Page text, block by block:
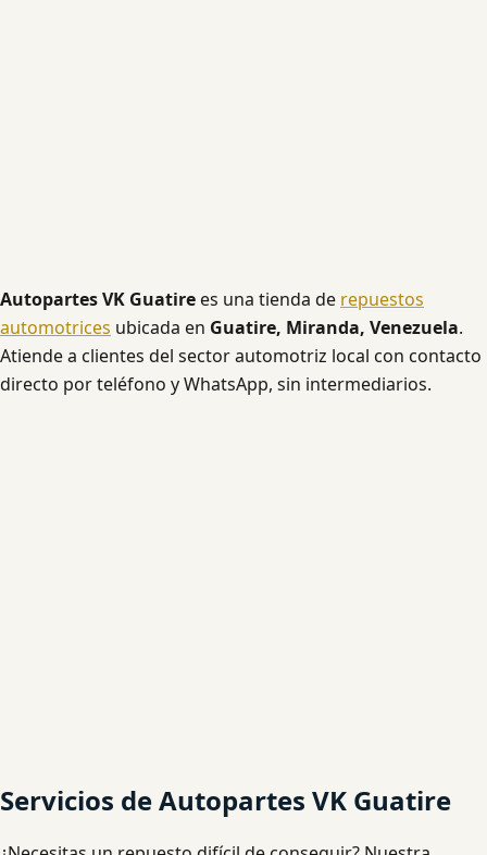
Autopartes VK Guatirees una tienda de repuestos
automotrices ubicada en Guatire, Miranda, Venezuela.
Atiende a clientes del sector automotriz local con contacto
directo por teléfono y WhatsApp, sin intermediarios.
Servicios de Autopartes VK Guatire